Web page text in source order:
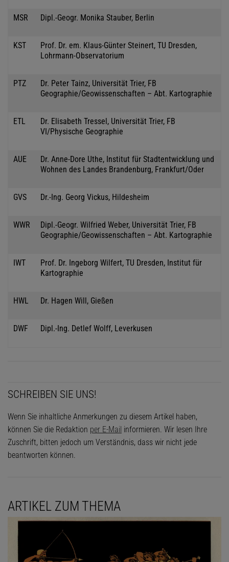
MSR Dipl.-Geogr. Monika Stauber, Berlin
KST
Prof. Dr. em. Klaus-Günter Steinert, TU Dresden,
Lohrmann-Observatorium
PTZ
Dr. Peter Tainz, Universität Trier, FB
Geographie/Geowissenschaften – Abt. Kartographie
ETL
Dr. Elisabeth Tressel, Universität Trier, FB
VI/Physische Geographie
AUE
Dr. Anne-Dore Uthe, Institut für Stadtentwicklung und
Wohnen des Landes Brandenburg, Frankfurt/Oder
GVS Dr.-Ing. Georg Vickus, Hildesheim
WWR
Dipl.-Geogr. Wilfried Weber, Universität Trier, FB
Geographie/Geowissenschaften – Abt. Kartographie
IWT
Prof. Dr. Ingeborg Wilfert, TU Dresden, Institut für
Kartographie
HWL Dr. Hagen Will, Gießen
DWF Dipl.-Ing. Detlef Wolff, Leverkusen
SCHREIBEN SIE UNS!
Wenn Sie inhaltliche Anmerkungen zu diesem Artikel haben,
können Sie die Redaktion per E-Mail informieren. Wir lesen Ihre
Zuschrift, bitten jedoch um Verständnis, dass wir nicht jede
beantworten können.
ARTIKEL ZUM THEMA